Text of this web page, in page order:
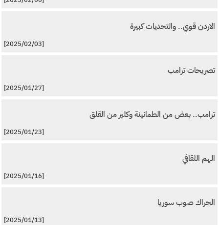
الاردن قوي.. والتحديات كبيرة
[2025/02/03]
تصريحات ترامب
[2025/01/27]
ترامب.. بعض من الطمانينة وكثير من القلق
[2025/01/23]
الهم الثقافي
[2025/01/16]
الحراك صوب سوريا
[2025/01/13]